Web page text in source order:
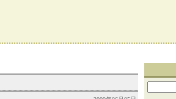
索: